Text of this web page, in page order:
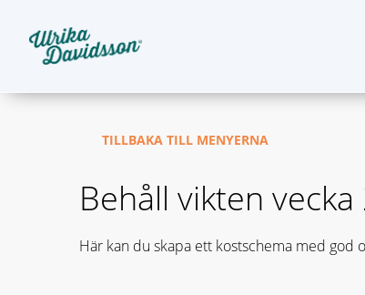
TILLBAKA TILL MENYERNA
Behåll vikten vecka
Här kan du skapa ett kostschema med god